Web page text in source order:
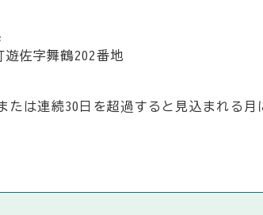
佐字舞鶴202番地
は連続30日を超過すると見込まれる月